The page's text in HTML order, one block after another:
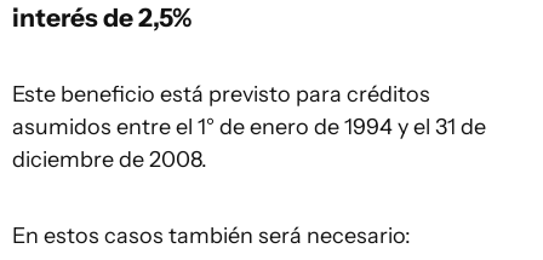
interés de 2,5%
Este beneficio está previsto para créditos
asumidos entre el 1° de enero de 1994 y el 31 de
diciembre de 2008.
En estos casos también será necesario: